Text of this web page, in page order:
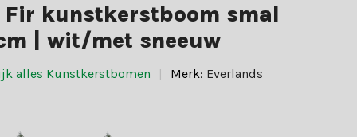
kunstkerstboom smal
| wit/met sneeuw
alles Kunstkerstbomen Merk: Everlands